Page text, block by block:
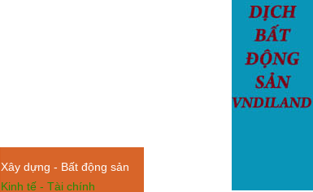
Xây dựng - Bất động sản
Kinh tế - Tài chính